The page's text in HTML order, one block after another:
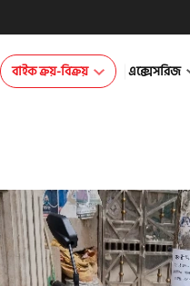
বাইক ক্রয়-বিক্রয় এক্সেসরিজ